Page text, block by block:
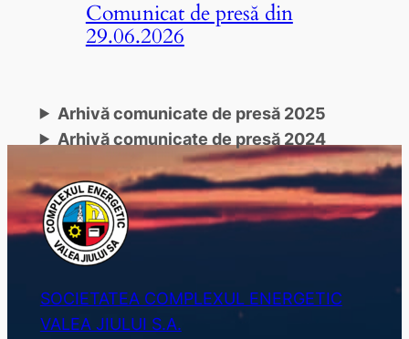
Comunicat de presă din
29.06.2026
Arhivă comunicate de presă 2025
Arhivă comunicate de presă 2024
SOCIETATEA COMPLEXUL ENERGETIC
VALEA JIULUI S.A.